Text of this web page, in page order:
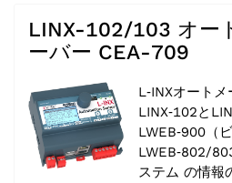
LINX-102/103 オー
ーバー CEA-709
L‑INXオート
LINX‑102と
LWEB‑900（
LWEB‑802/
ステム の情報